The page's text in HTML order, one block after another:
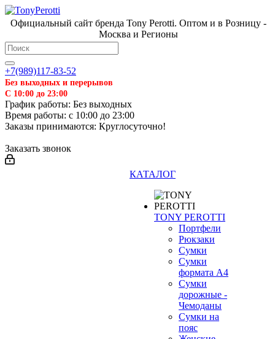
Официальный сайт бренда Tony Perotti. Оптом и в Розницу -
Москва и Регионы
+7(989)117-83-52
Без выходных и перерывов
С 10:00 до 23:00
График работы: Без выходных
Время работы: с 10:00 до 23:00
Заказы принимаются: Круглосуточно!
Заказать звонок
КАТАЛОГ
TONY PEROTTI
Портфели
Рюкзаки
Сумки
Сумки
формата А4
Сумки
дорожные -
Чемоданы
Сумки на
пояс